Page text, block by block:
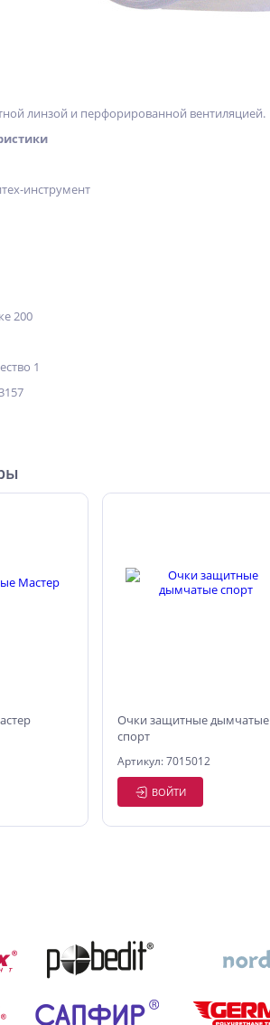
линзой и перфорированной вентиляцией.
инструмент
200
1
Очки защитные дымчатые
спорт
Артикул: 7015012
ВОЙТИ